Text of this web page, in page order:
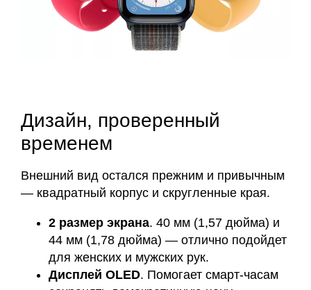
Дизайн, проверенный
временем
Внешний вид остался прежним и привычным
— квадратный корпус и скругленные края.
2 размер экрана. 40 мм (1,57 дюйма) и
44 мм (1,78 дюйма) — отлично подойдет
для женских и мужских рук.
Дисплей OLED. Помогает смарт-часам